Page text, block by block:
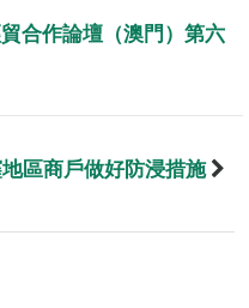
合作論壇（澳門）第六
區商戶做好防浸措施